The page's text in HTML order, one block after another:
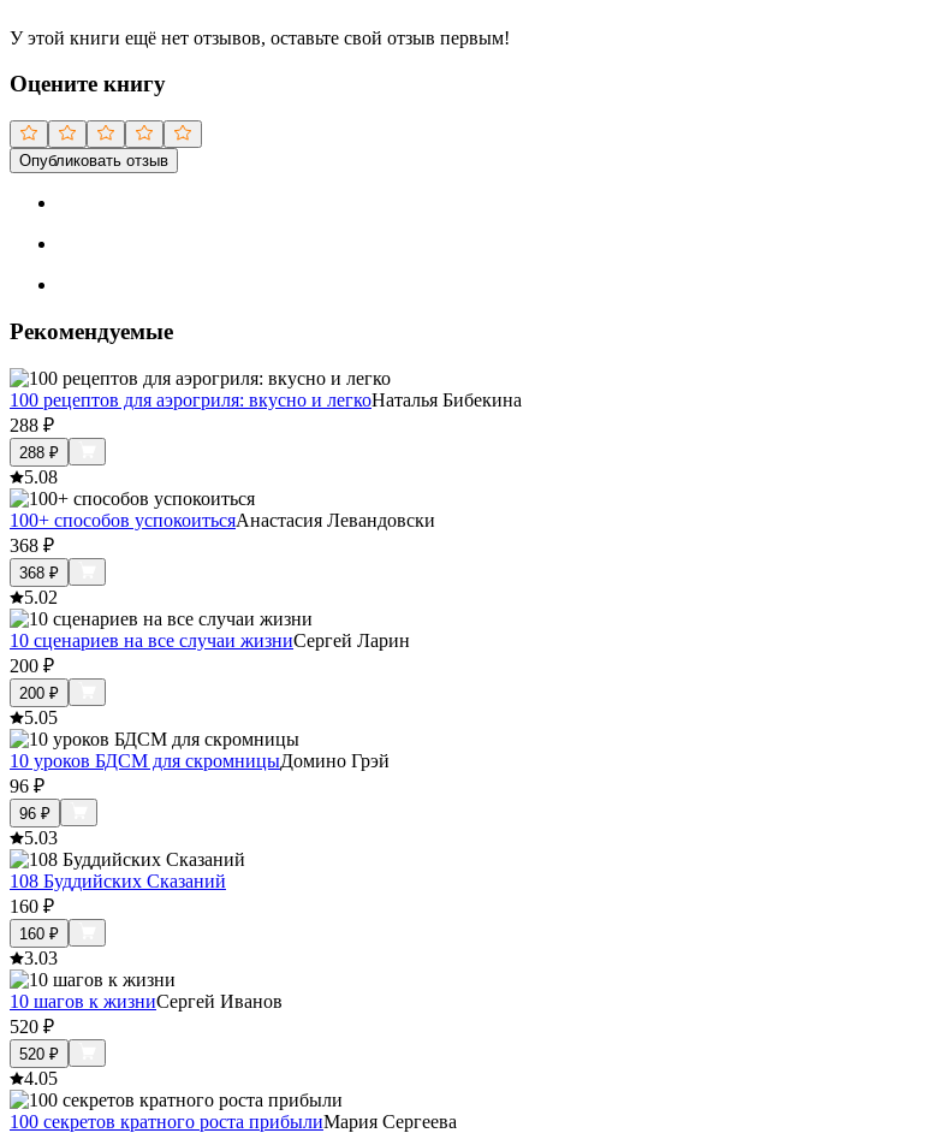
У этой книги ещё нет отзывов, оставьте свой отзыв первым!
Оцените книгу
Опубликовать отзыв
Рекомендуемые
100 рецептов для аэрогриля: вкусно и легкоНаталья Бибекина
288 ₽
288 ₽
5.08
100+ способов успокоитьсяАнастасия Левандовски
368 ₽
368 ₽
5.02
10 сценариев на все случаи жизниСергей Ларин
200 ₽
200 ₽
5.05
10 уроков БДСМ для скромницыДомино Грэй
96 ₽
96 ₽
5.03
108 Буддийских Сказаний
160 ₽
160 ₽
3.03
10 шагов к жизниСергей Иванов
520 ₽
520 ₽
4.05
100 секретов кратного роста прибылиМария Сергеева